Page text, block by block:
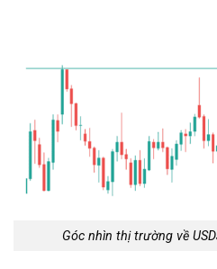
Góc nhìn thị trường về